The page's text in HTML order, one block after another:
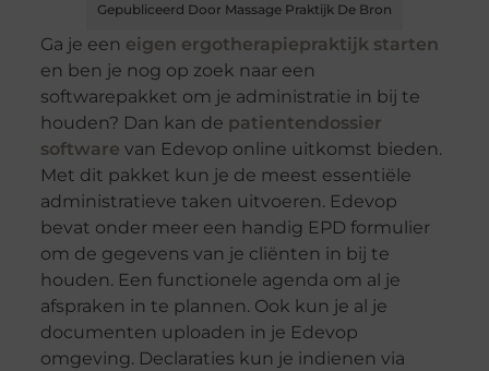
Gepubliceerd Door Massage Praktijk De Bron
Ga je een eigen ergotherapiepraktijk starten
en ben je nog op zoek naar een
softwarepakket om je administratie in bij te
houden? Dan kan de patientendossier
software van Edevop online uitkomst bieden.
Met dit pakket kun je de meest essentiële
administratieve taken uitvoeren. Edevop
bevat onder meer een handig EPD formulier
om de gegevens van je cliënten in bij te
houden. Een functionele agenda om al je
afspraken in te plannen. Ook kun je al je
documenten uploaden in je Edevop
omgeving. Declaraties kun je indienen via